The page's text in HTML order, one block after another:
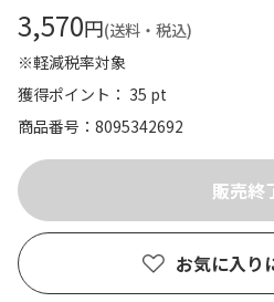
3,570円(送料・税込)
※軽減税率対象
獲得ポイント： 35 pt
商品番号
8095342692
お気に入り